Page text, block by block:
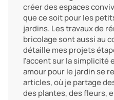
créer des espaces
que ce soit pour les
jardins. Les travaux de
bricolage sont aussi au
détaille mes projets
l'accent sur la simplicité
amour pour le jardin se
articles, où je partage
des plantes, des fleurs,